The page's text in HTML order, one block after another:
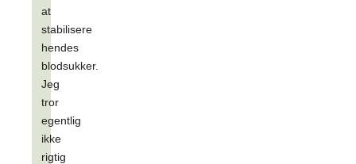
at
stabilisere
hendes
blodsukker.
Jeg
tror
egentlig
ikke
rigtig